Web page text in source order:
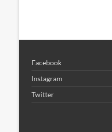
Facebook
Instagram
Twitter